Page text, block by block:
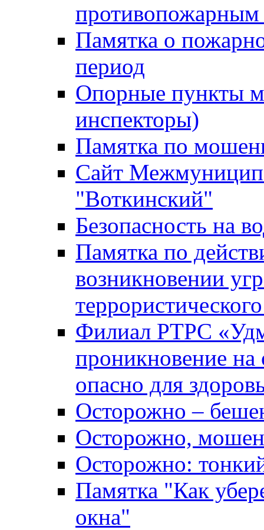
Памятка о
период
Опорные пункты
инспекторы)
Памятка по
Сайт
"Воткинский"
Безопасность на
Памятка по
возникновении
Филиал РТРС
проникновение на
опасно для
Осторожно –
Осторожно,
Осторожно:
Памятка "Как
окна"